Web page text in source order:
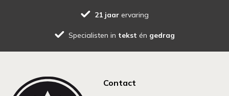
21 jaar ervaring
Specialisten in tekst én gedrag
Contact